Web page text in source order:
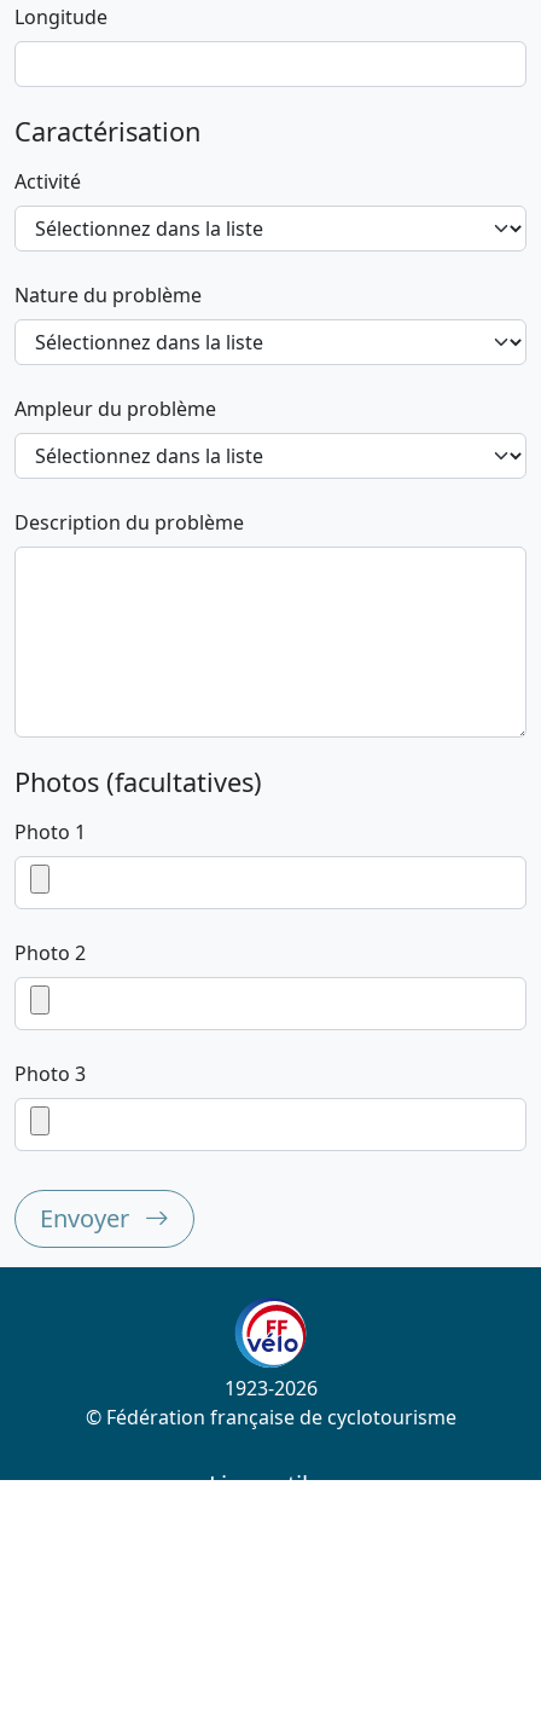
Longitude
Caractérisation
Activité
Nature du problème
Ampleur du problème
Description du problème
Photos (facultatives)
Photo 1
Photo 2
Photo 3
Envoyer
1923-2026
© Fédération française de cyclotourisme
Liens utiles